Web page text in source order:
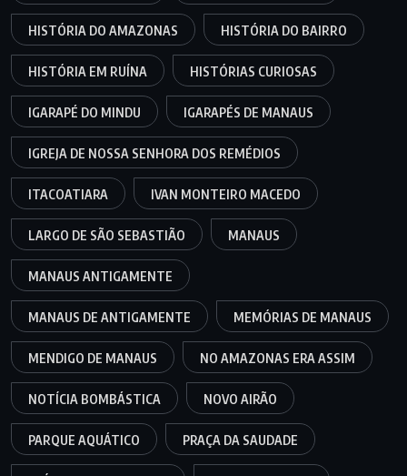
HISTÓRIA DO AMAZONAS HISTÓRIA DO BAIRRO
HISTÓRIA EM RUÍNA HISTÓRIAS CURIOSAS
IGARAPÉ DO MINDU IGARAPÉS DE MANAUS
IGREJA DE NOSSA SENHORA DOS REMÉDIOS
ITACOATIARA IVAN MONTEIRO MACEDO
LARGO DE SÃO SEBASTIÃO MANAUS
MANAUS ANTIGAMENTE
MANAUS DE ANTIGAMENTE MEMÓRIAS DE MANAUS
MENDIGO DE MANAUS NO AMAZONAS ERA ASSIM
NOTÍCIA BOMBÁSTICA NOVO AIRÃO
PARQUE AQUÁTICO PRAÇA DA SAUDADE